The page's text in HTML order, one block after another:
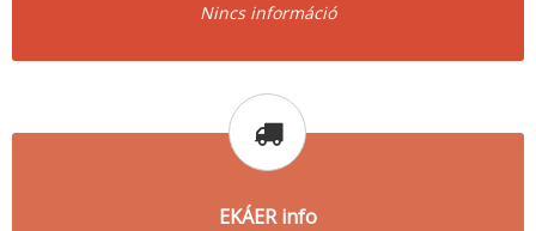
Nincs információ
EKÁER info